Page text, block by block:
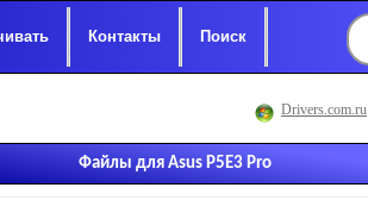
Контакты Поиск
Drivers.com.ru
Файлы для Asus P5E3 Pro